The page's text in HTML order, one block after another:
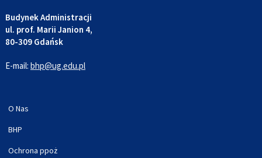
Budynek Administracji
ul. prof. Marii Janion 4,
80-309 Gdańsk
E-mail: bhp@ug.edu.pl
O Nas
BHP
Ochrona ppoż